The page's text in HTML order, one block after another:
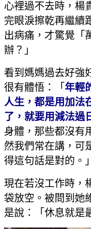
心裡過不去時，楊
完眼淚擦乾再繼續
出病痛，才驚覺「
辦？」
看到媽媽過去好強
很有體悟：「 年輕
人生，都是用加法
了，就要用減法過
身體，那些都沒有
然我們常在講，可
得這句話是對的。」
現在若沒工作時，
袋放空。被問到她
是說：「休息就是